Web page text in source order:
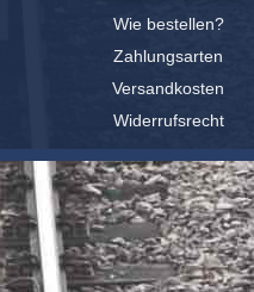
Wie bestellen?
Zahlungsarten
Versandkosten
Widerrufsrecht